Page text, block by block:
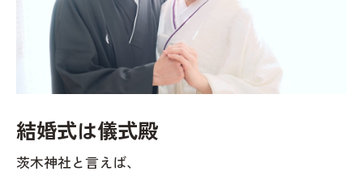
結婚式は儀式殿
茨木神社と言えば、